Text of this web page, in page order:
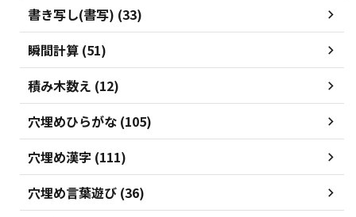
書き写し(書写) (33)
瞬間計算 (51)
積み木数え (12)
穴埋めひらがな (105)
穴埋め漢字 (111)
穴埋め言葉遊び (36)